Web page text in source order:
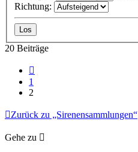
Richtung:
20 Beiträge
1
2
Zurück zu „Sirenensammlungen“
Gehe zu